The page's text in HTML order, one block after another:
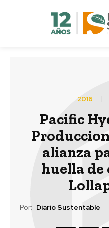
2016
Pacific
alianza
huella de
Por: Diario Sustentable